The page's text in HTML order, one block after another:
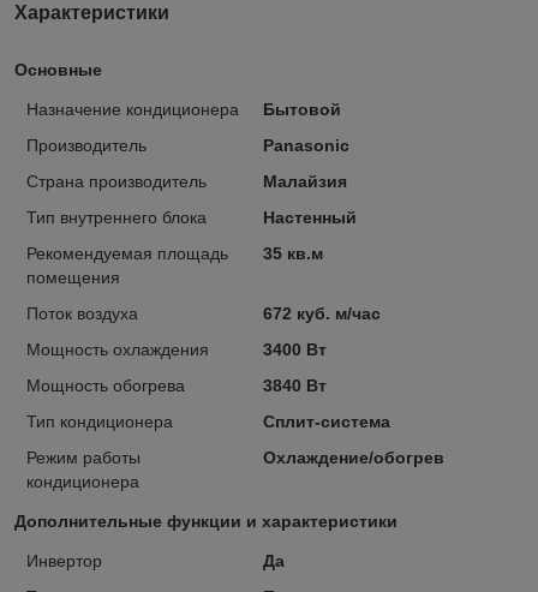
Характеристики
Основные
Назначение кондиционера
Бытовой
Производитель
Panasonic
Страна производитель
Малайзия
Тип внутреннего блока
Настенный
Рекомендуемая площадь
помещения
35 кв.м
Поток воздуха
672 куб. м/час
Мощность охлаждения
3400 Вт
Мощность обогрева
3840 Вт
Тип кондиционера
Сплит-система
Режим работы
кондиционера
Охлаждение/обогрев
Дополнительные функции и характеристики
Инвертор
Да